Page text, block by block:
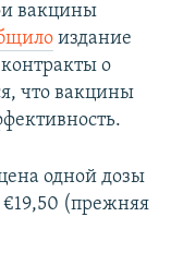
вакцины
издание
о
что вакцины
одной дозы
€19,50 (прежняя